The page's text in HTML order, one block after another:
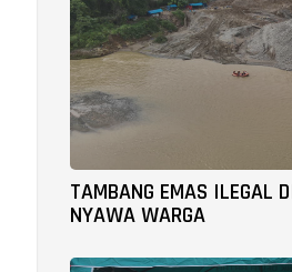
TAMBANG EMAS ILEGAL
NYAWA WARGA